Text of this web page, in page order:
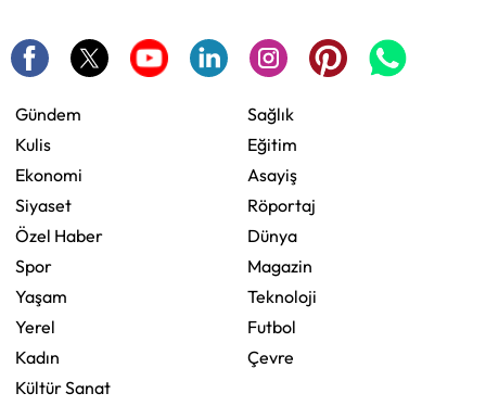
Gündem
Kulis
Ekonomi
Siyaset
Özel Haber
Spor
Yaşam
Yerel
Kadın
Kültür Sanat
Sağlık
Eğitim
Asayiş
Röportaj
Dünya
Magazin
Teknoloji
Futbol
Çevre